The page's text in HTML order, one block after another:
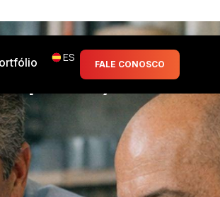
ES
FALE CONOSCO
y la startup